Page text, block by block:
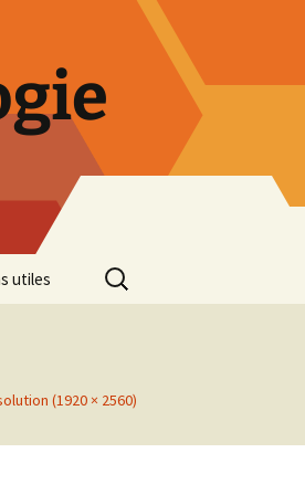
utiles
Rechercher :
(1920 × 2560)